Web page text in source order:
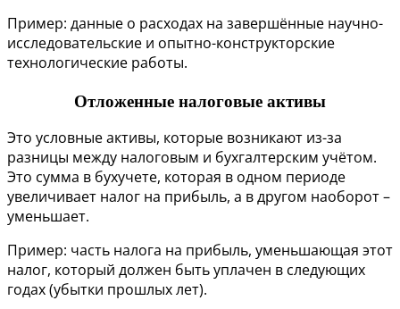
Пример: данные о расходах на завершённые научно-
исследовательские и опытно-конструкторские
технологические работы.
Отложенные налоговые активы
Это условные активы, которые возникают из-за
разницы между налоговым и бухгалтерским учётом.
Это сумма в бухучете, которая в одном периоде
увеличивает налог на прибыль, а в другом наоборот –
уменьшает.
Пример: часть налога на прибыль, уменьшающая этот
налог, который должен быть уплачен в следующих
годах (убытки прошлых лет).